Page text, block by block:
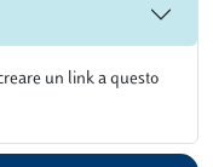
un link a questo